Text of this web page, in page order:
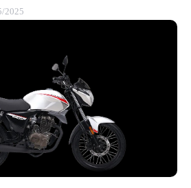
2025